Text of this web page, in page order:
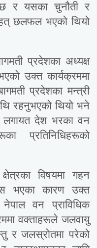
र यसका चुनौती र
छलफल भएको थियो
प्रदेशका अध्यक्ष
उक्त कार्यक्रममा
प्रदेशका मन्त्री
रहनुभएको थियो भने
लगायत देश भरका वन
प्रतिनिधिहरूको
विषयमा गहन
भएका कारण उक्त
वन प्राविधिक
वक्ताहरूले जलवायु
र जलस्रोतमा परेको